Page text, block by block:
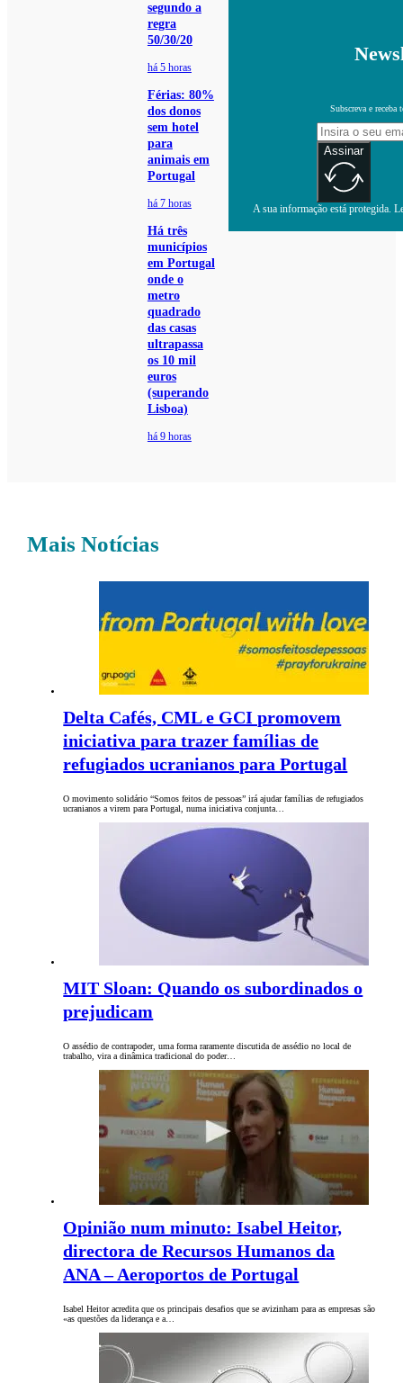
segundo a
regra
50/30/20
há 5 horas
Férias: 80%
dos donos
sem hotel
para
animais em
Portugal
há 7 horas
Há três
municípios
em Portugal
onde o
metro
quadrado
das casas
ultrapassa
os 10 mil
euros
(superando
Lisboa)
há 9 horas
Subscreva e receba
Assinar
A sua informação está protegida.
Mais Notícias
Delta Cafés, CML e GCI promovem
iniciativa para trazer famílias de
refugiados ucranianos para Portugal
O movimento solidário “Somos feitos de pessoas” irá ajudar famílias de refugiados
ucranianos a virem para Portugal, numa iniciativa conjunta…
MIT Sloan: Quando os subordinados o
prejudicam
O assédio de contrapoder, uma forma raramente discutida de assédio no local de
trabalho, vira a dinâmica tradicional do poder…
Opinião num minuto: Isabel Heitor,
directora de Recursos Humanos da
ANA – Aeroportos de Portugal
Isabel Heitor acredita que os principais desafios que se avizinham para as empresas são
«as questões da liderança e a…